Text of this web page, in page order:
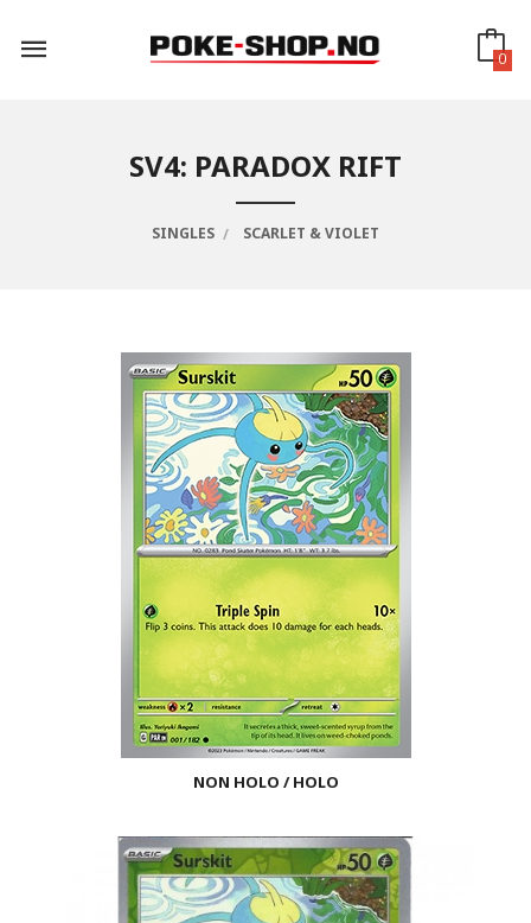
innholdet
0
SV4: PARADOX RIFT
SINGLES SCARLET & VIOLET
NON HOLO / HOLO